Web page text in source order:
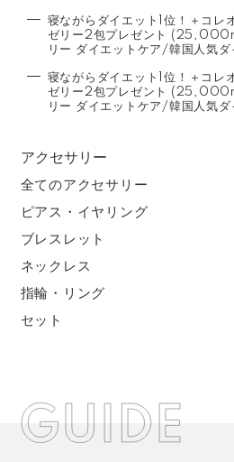
寝ながらダイエット1位！＋コレ
ゼリー2包プレゼント
リー ダイエットケア/韓国人気ダ
寝ながらダイエット1位！＋コレ
ゼリー2包プレゼント
リー ダイエットケア/韓国人気ダ
アクセサリー
全てのアクセサリー
ピアス・イヤリング
ブレスレット
ネックレス
指輪・リング
セット